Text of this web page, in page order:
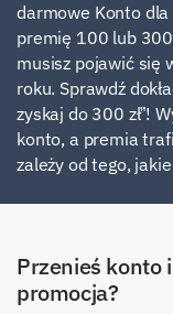
darmowe Konto dla
premię 100 lub 300
musisz pojawić się
roku. Sprawdź
zyskaj do 300 zł”!
konto, a premia
zależy od tego,
Przenieś konto
promocja?